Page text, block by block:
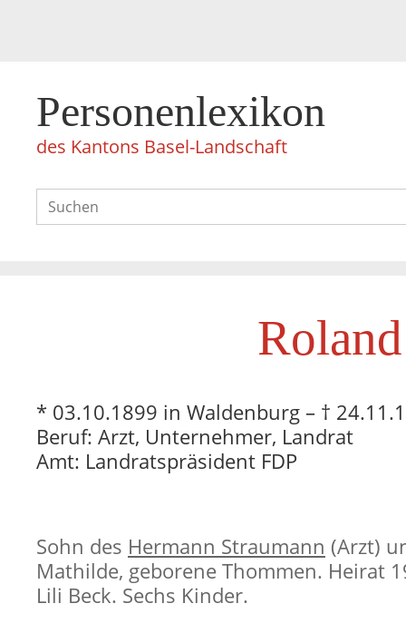
Personenlexikon
des Kantons Basel-Landschaft
* 03.10.1899 in Waldenburg – †
Beruf: Arzt, Unternehmer, Landrat
Amt: Landratspräsident FDP
Sohn des Hermann Straumann (Arzt)
Mathilde, geborene Thommen. Heirat
Lili Beck. Sechs Kinder.